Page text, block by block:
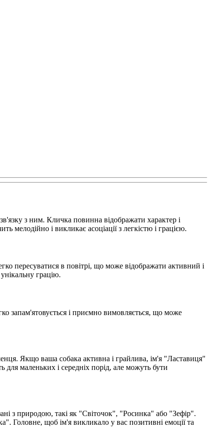
з ним. Кличка повинна відображати характер і
і викликає асоціації з легкістю і грацією.
пересуватися в повітрі, що може відображати активний і
грацію.
запам'ятовується і приємно вимовляється, що може
Якщо ваша собака активна і грайлива, ім'я "Ластавиця"
для маленьких і середніх порід, але можуть бути
з природою, такі як "Світочок", "Росинка" або "Зефір".
Головне, щоб ім'я викликало у вас позитивні емоції та